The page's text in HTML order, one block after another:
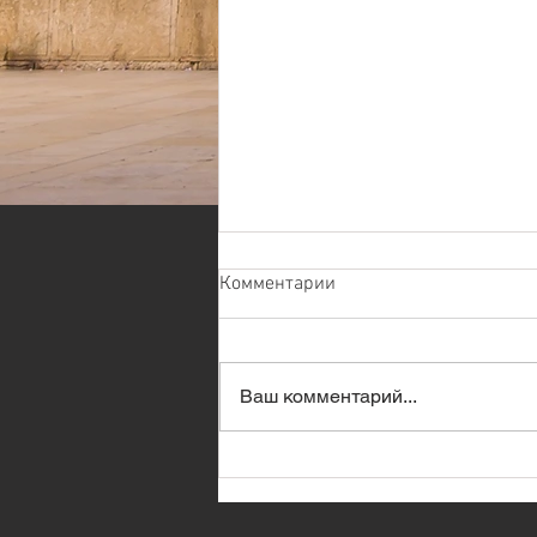
Комментарии
Ваш комментарий...